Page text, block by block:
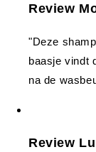
Review
"Deze
baasje vindt
na de
Review